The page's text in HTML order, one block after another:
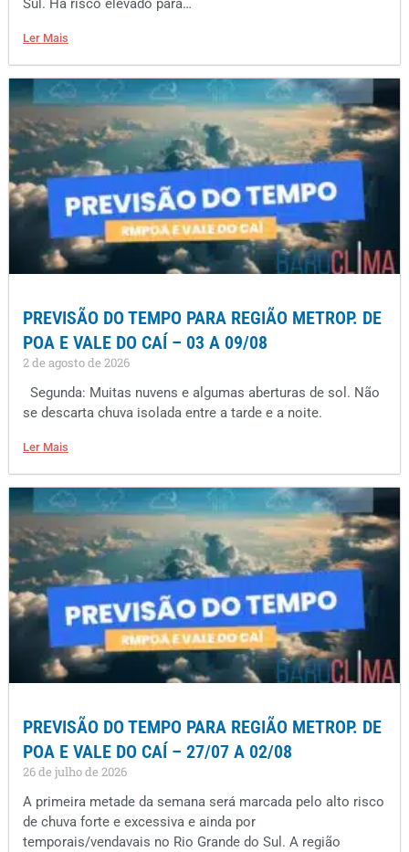
Sul. Há risco elevado para…
Ler Mais
PREVISÃO DO TEMPO PARA REGIÃO METROP. DE
POA E VALE DO CAÍ – 03 A 09/08
2 de agosto de 2026
Segunda: Muitas nuvens e algumas aberturas de sol. Não
se descarta chuva isolada entre a tarde e a noite.
Ler Mais
PREVISÃO DO TEMPO PARA REGIÃO METROP. DE
POA E VALE DO CAÍ – 27/07 A 02/08
26 de julho de 2026
A primeira metade da semana será marcada pelo alto risco
de chuva forte e excessiva e ainda por
temporais/vendavais no Rio Grande do Sul. A região